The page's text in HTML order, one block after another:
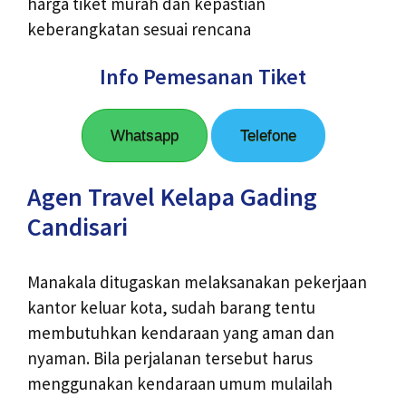
keberangkatan sesuai rencana
Info Pemesanan Tiket
Whatsapp Telefone
Agen Travel Kelapa Gading
Candisari
Manakala ditugaskan melaksanakan pekerjaan
kantor keluar kota, sudah barang tentu
membutuhkan kendaraan yang aman dan
nyaman. Bila perjalanan tersebut harus
menggunakan kendaraan umum mulailah